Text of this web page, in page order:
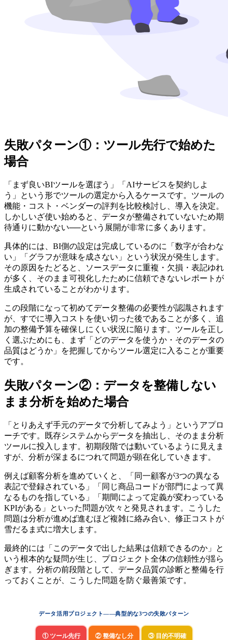
失敗パターン①：ツール先行で始めた
場合
「まず良いBIツールを選ぼう」「AIサービスを契約しよ
う」という形でツールの選定から入るケースです。ツールの
機能・コスト・ベンダーの評判を比較検討し、導入を決定。
しかしいざ使い始めると、データが整備されていないため期
待通りに動かない──という展開が非常に多くあります。
具体的には、BI側の設定は完成しているのに「数字が合わな
い」「グラフが意味を成さない」という状況が発生します。
その原因をたどると、ソースデータに重複・欠損・表記ゆれ
が多く、そのまま可視化したために信頼できないレポートが
生成されていることがわかります。
この段階になって初めてデータ整備の必要性が認識されます
が、すでに導入コストを使い切った後であることが多く、追
加の整備予算を確保しにくい状況に陥ります。ツールを正し
く選ぶためにも、まず「どのデータを使うか・そのデータの
品質はどうか」を把握してからツール選定に入ることが重要
です。
失敗パターン②：データを整備しない
まま分析を始めた場合
「とりあえず手元のデータで分析してみよう」というアプロ
ーチです。既存システムからデータを抽出し、そのまま分析
ツールに投入します。初期段階では動いているように見えま
すが、分析が深まるにつれて問題が顕在化していきます。
例えば顧客分析を進めていくと、「同一顧客が3つの異なる
表記で登録されている」「同じ商品コードが部門によって異
なるものを指している」「期間によって定義が変わっている
KPIがある」といった問題が次々と発見されます。こうした
問題は分析が進めば進むほど複雑に絡み合い、修正コストが
雪だるま式に増大します。
最終的には「このデータで出した結果は信頼できるのか」と
いう根本的な疑問が生じ、プロジェクト全体の信頼性が揺ら
ぎます。分析の前段階として、データ品質の診断と整備を行
っておくことが、こうした問題を防ぐ最善策です。
データ活用プロジェクト——典型的な3つの失敗パターン
① ツール先行
② 整備なし分
③ 目的不明確